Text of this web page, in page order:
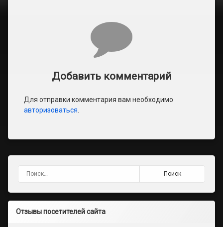
Добавить комментарий
Для отправки комментария вам необходимо
авторизоваться
Отзывы посетителей сайта